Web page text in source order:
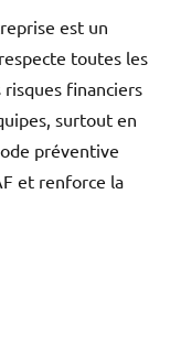
est un
toutes les
financiers
surtout en
préventive
et renforce la